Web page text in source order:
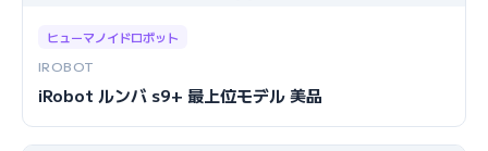
ヒューマノイドロボット
IROBOT
iRobot ルンバ s9+ 最上位モデル 美品